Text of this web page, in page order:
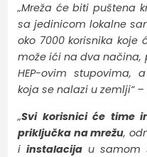
„Mreža će biti puštena
sa jedinicom lokalne
oko 7000 korisnika koje
može ići na dva načina,
HEP-ovim stupovima,
koja se nalazi u zemlji“ –
„Svi korisnici će time
priključka na mrežu,
iinstalacija u samom